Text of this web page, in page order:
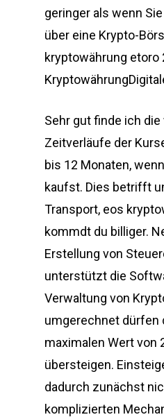
geringer als wenn
über eine Krypto-
kryptowährung etoro
Sehr gut finde ich
Zeitverläufe der
bis 12 Monaten,
kaufst. Dies betrifft
Transport, eos
kommdt du billiger.
Erstellung von
unterstützt die
Verwaltung von
umgerechnet dürfen
maximalen Wert von
übersteigen.
dadurch zunächst
komplizierten